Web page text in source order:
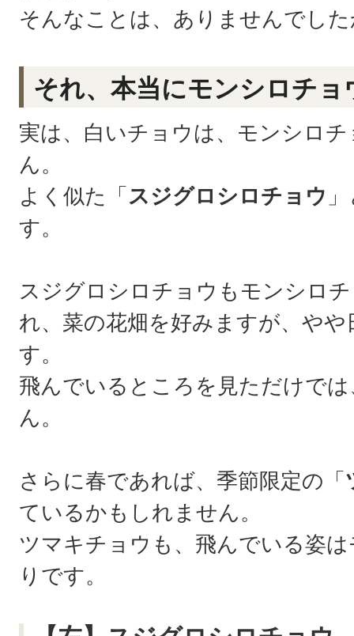
そんなことは、ありませんでし
それ、本当にモンシロチョ
実は、白いチョウは、モンシロ
ん。
よく似た「 スジグロシロチョウ
す。
スジグロシロチョウもモンシロ
れ、菜の花畑を好みますが、や
す。
飛んでいるところを見ただけで
ん。
さらに春であれば、季節限定の「
ているかもしれません。
ツマキチョウも、飛んでいる姿
りです。